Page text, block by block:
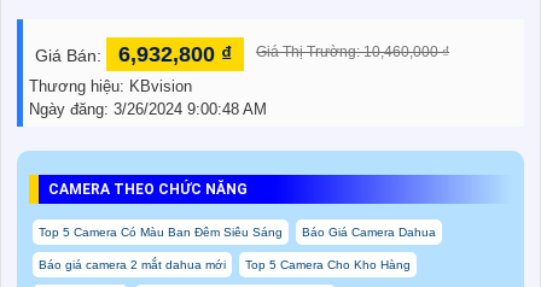
Giá Bán: 6,932,800 ₫ Giá Thị Trường: 10,460,000 ₫
Thương hiệu: KBvision
Ngày đăng: 3/26/2024 9:00:48 AM
CAMERA THEO CHỨC NĂNG
Top 5 Camera Có Màu Ban Đêm Siêu Sáng Báo Giá Camera Dahua
Báo giá camera 2 mắt dahua mới Top 5 Camera Cho Kho Hàng